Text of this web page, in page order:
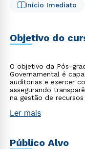
Início Imediato
Objetivo do
O objetivo da Pós-
Governamental é
auditorias e exercer
assegurando
na gestão de
Ler mais
Público Alvo